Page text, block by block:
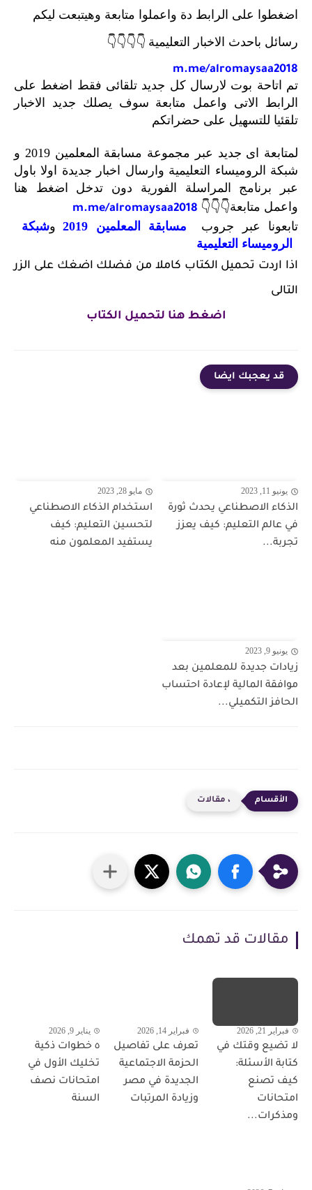
اضغطوا على الرابط دة واعملوا متابعة وهيتبعت ليكم
رسائل باحدث الاخبار التعليمية 👇👇👇👇
m.me/alromaysaa2018
تم اتاحة بوت لارسال كل جديد تلقائى فقط اضغط على
الرابط الاتى واعمل متابعة سوف يصلك جديد الاخبار
تلقئيا للتسهيل على حضراتكم
لمتابعة اى جديد عبر مجموعة مسابقة المعلمين 2019 و
شبكة الروميساء التعليمية وارسال اخبار جديدة اولا باول
عبر برنامج المراسلة الفورية دون تدخل اضغط هنا
واعمل متابعة👇👇👇
m.me/alromaysaa2018
تابعونا عبر جروب مسابقة المعلمين 2019 وشبكة
الروميساء التعليمية
اذا اردت تحميل الكتاب كاملا من فضلك اضغك على الزر
التالى
اضغط هنا لتحميل الكتاب
قد يعجبك ايضا
يونيو 11, 2023
الذكاء الاصطناعي يحدث ثورة
في عالم التعليم: كيف يعزز
تجربة...
مايو 28, 2023
استخدام الذكاء الاصطناعي
لتحسين التعليم: كيف
يستفيد المعلمون منه
يونيو 9, 2023
زيادات جديدة للمعلمين بعد
موافقة المالية لإعادة احتساب
الحافز التكميلي...
، مقالات
مقالات قد تهمك
فبراير 21, 2026
لا تضيع وقتك في
كتابة الأسئلة:
كيف تصنع
امتحانات
ومذكرات...
فبراير 14, 2026
تعرف على تفاصيل
الحزمة الاجتماعية
الجديدة في مصر
وزيادة المرتبات
يناير 9, 2026
٥ خطوات ذكية
تخليك الأول في
امتحانات نصف
السنة